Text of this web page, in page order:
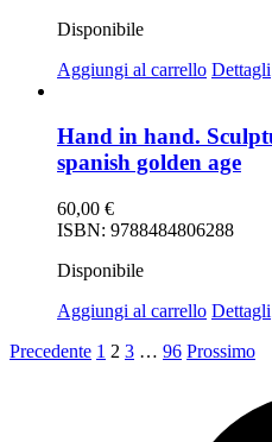
Disponibile
Aggiungi al carrello Dettagli
Hand in hand.
spanish golden age
60,00 €
ISBN: 9788484806288
Disponibile
Aggiungi al carrello Dettagli
Precedente 1 2 3 … 96 Prossimo